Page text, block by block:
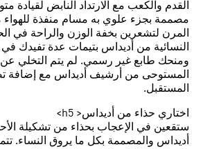
القدم والكعب مع الارتداد النابض لقيادة
مصممة بجزء علوي به مسام منفذة للهواء
المرن لتشعرين بخفة الوزن والراحة في
النسائية من أديداس بتيمات عدة تفيدك في
ومنحك طابع غير رسمي. لم يتم التخلي عن
المستوحى من أرشيف أديداس مع إضافة
المستقبل.
اختاري حذاء من أديداس< h5>
ستقعين في الإعجاب بحذاء من تشكيلة
أديداس والمصممة بكل ما يروق النساء.